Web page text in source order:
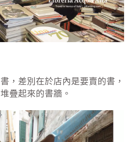
，差別在於店內是要賣的書，
疊起來的書牆。